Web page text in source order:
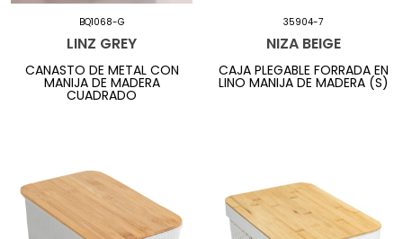
BQ1068-G
LINZ GREY
CANASTO DE METAL CON
MANIJA DE MADERA
CUADRADO
35904-7
NIZA BEIGE
CAJA PLEGABLE FORRADA EN
LINO MANIJA DE MADERA (S)